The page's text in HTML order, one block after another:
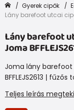
Gyerek cipők
Lány barefoot utcai cipő
Lány barefoot
Joma
Joma lány barefoot
BFFLEJS2613 |
Teljes leírás